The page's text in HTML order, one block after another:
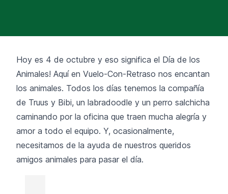
Hoy es 4 de octubre y eso significa el Día de los
Animales! Aquí en Vuelo-Con-Retraso nos encantan
los animales. Todos los días tenemos la compañía
de Truus y Bibi, un labradoodle y un perro salchicha
caminando por la oficina que traen mucha alegría y
amor a todo el equipo. Y, ocasionalmente,
necesitamos de la ayuda de nuestros queridos
amigos animales para pasar el día.